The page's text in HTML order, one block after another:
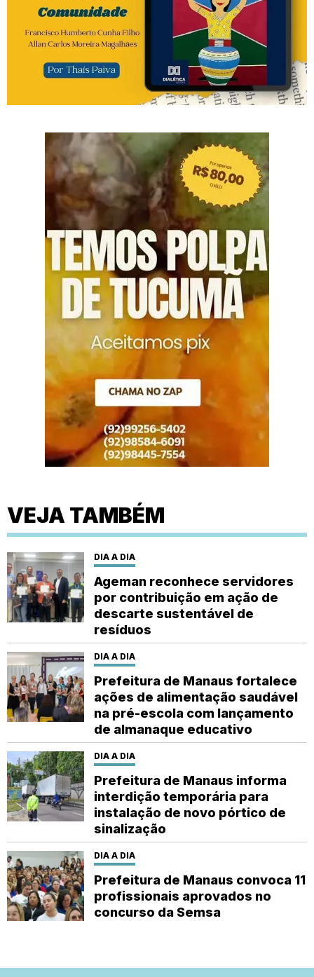
VEJA TAMBÉM
DIA A DIA
Ageman reconhece servidores
por contribuição em ação de
descarte sustentável de
resíduos
DIA A DIA
Prefeitura de Manaus fortalece
ações de alimentação saudável
na pré-escola com lançamento
de almanaque educativo
DIA A DIA
Prefeitura de Manaus informa
interdição temporária para
instalação de novo pórtico de
sinalização
DIA A DIA
Prefeitura de Manaus convoca 11
profissionais aprovados no
concurso da Semsa